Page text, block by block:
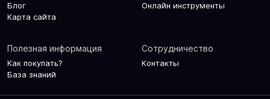
Блог
Карта сайта
Онлайн инструменты
Полезная информация
Как покупать?
База знаний
Сотрудничество
Контакты